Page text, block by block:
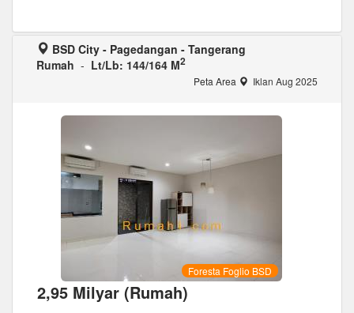
BSD City - Pagedangan - Tangerang
Rumah - Lt/Lb: 144/164 M2
Peta Area Iklan Aug 2025
Foresta Foglio BSD
2,95 Milyar (Rumah)